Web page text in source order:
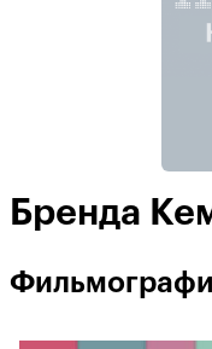
Бренда